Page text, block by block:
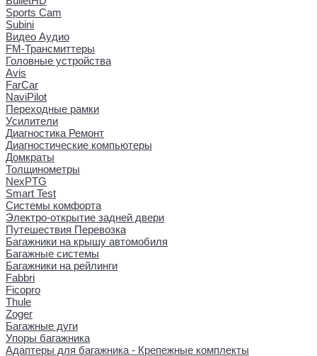
Sports Cam
Subini
Видео Аудио
FM-Трансмиттеры
Головные устройства
Avis
FarCar
NaviPilot
Переходные рамки
Усилители
Диагностика Ремонт
Диагностические компьютеры
Домкраты
Толщинометры
NexPTG
Smart Test
Системы комфорта
Электро-открытие задней двери
Путешествия Перевозка
Багажники на крышу автомобиля
Багажные системы
Багажники на рейлинги
Fabbri
Ficopro
Thule
Zoger
Багажные дуги
Упоры багажника
Адаптеры для багажника - Крепежные комплекты